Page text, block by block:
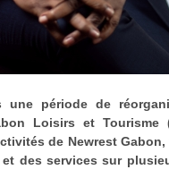
une période de
Loisirs et Tourisme
de Newrest
des services sur